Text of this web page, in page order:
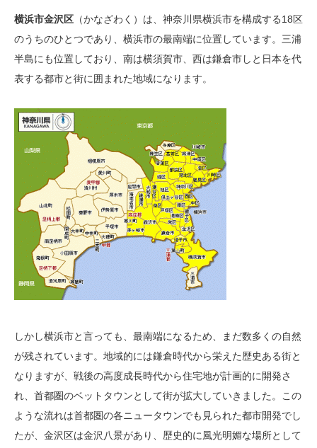
横浜市金沢区 （かなざわく）は、神奈川県横浜市を構成する18区
のうちのひとつであり、横浜市の最南端に位置しています。三浦
半島にも位置しており、南は横須賀市、西は鎌倉市しと日本を代
表する都市と街に囲まれた地域になります。
しかし横浜市と言っても、最南端になるため、まだ数多くの自然
が残されています。地域的には鎌倉時代から栄えた歴史ある街と
なりますが、戦後の高度成長時代から住宅地が計画的に開発さ
れ、首都圏のベットタウンとして街が拡大していきました。この
ような流れは首都圏の各ニュータウンでも見られた都市開発でし
たが、金沢区は金沢八景があり、歴史的に風光明媚な場所として